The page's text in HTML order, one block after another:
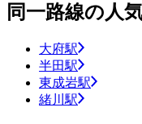
同一路線の人
大府駅
半田駅
東成岩駅
緒川駅